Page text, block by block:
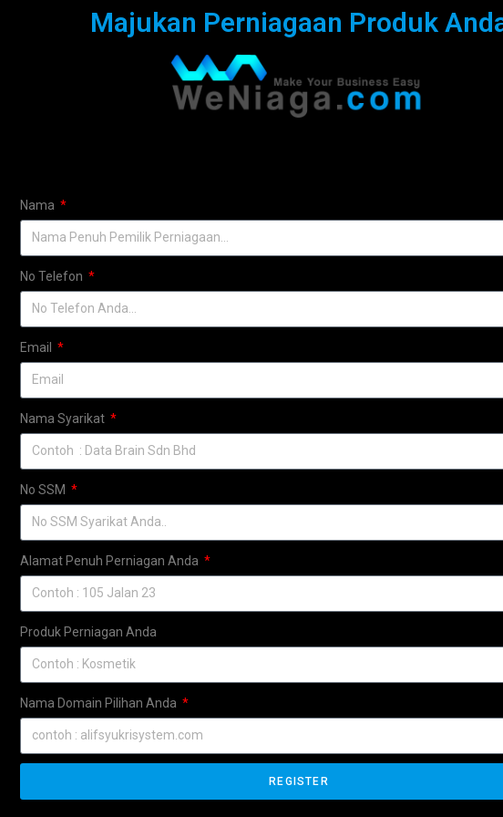
Majukan Perniagaan Produk
Nama
No Telefon
Email
Nama Syarikat
No SSM
Alamat Penuh Perniagan Anda
Produk Perniagan Anda
Nama Domain Pilihan Anda
REGISTER